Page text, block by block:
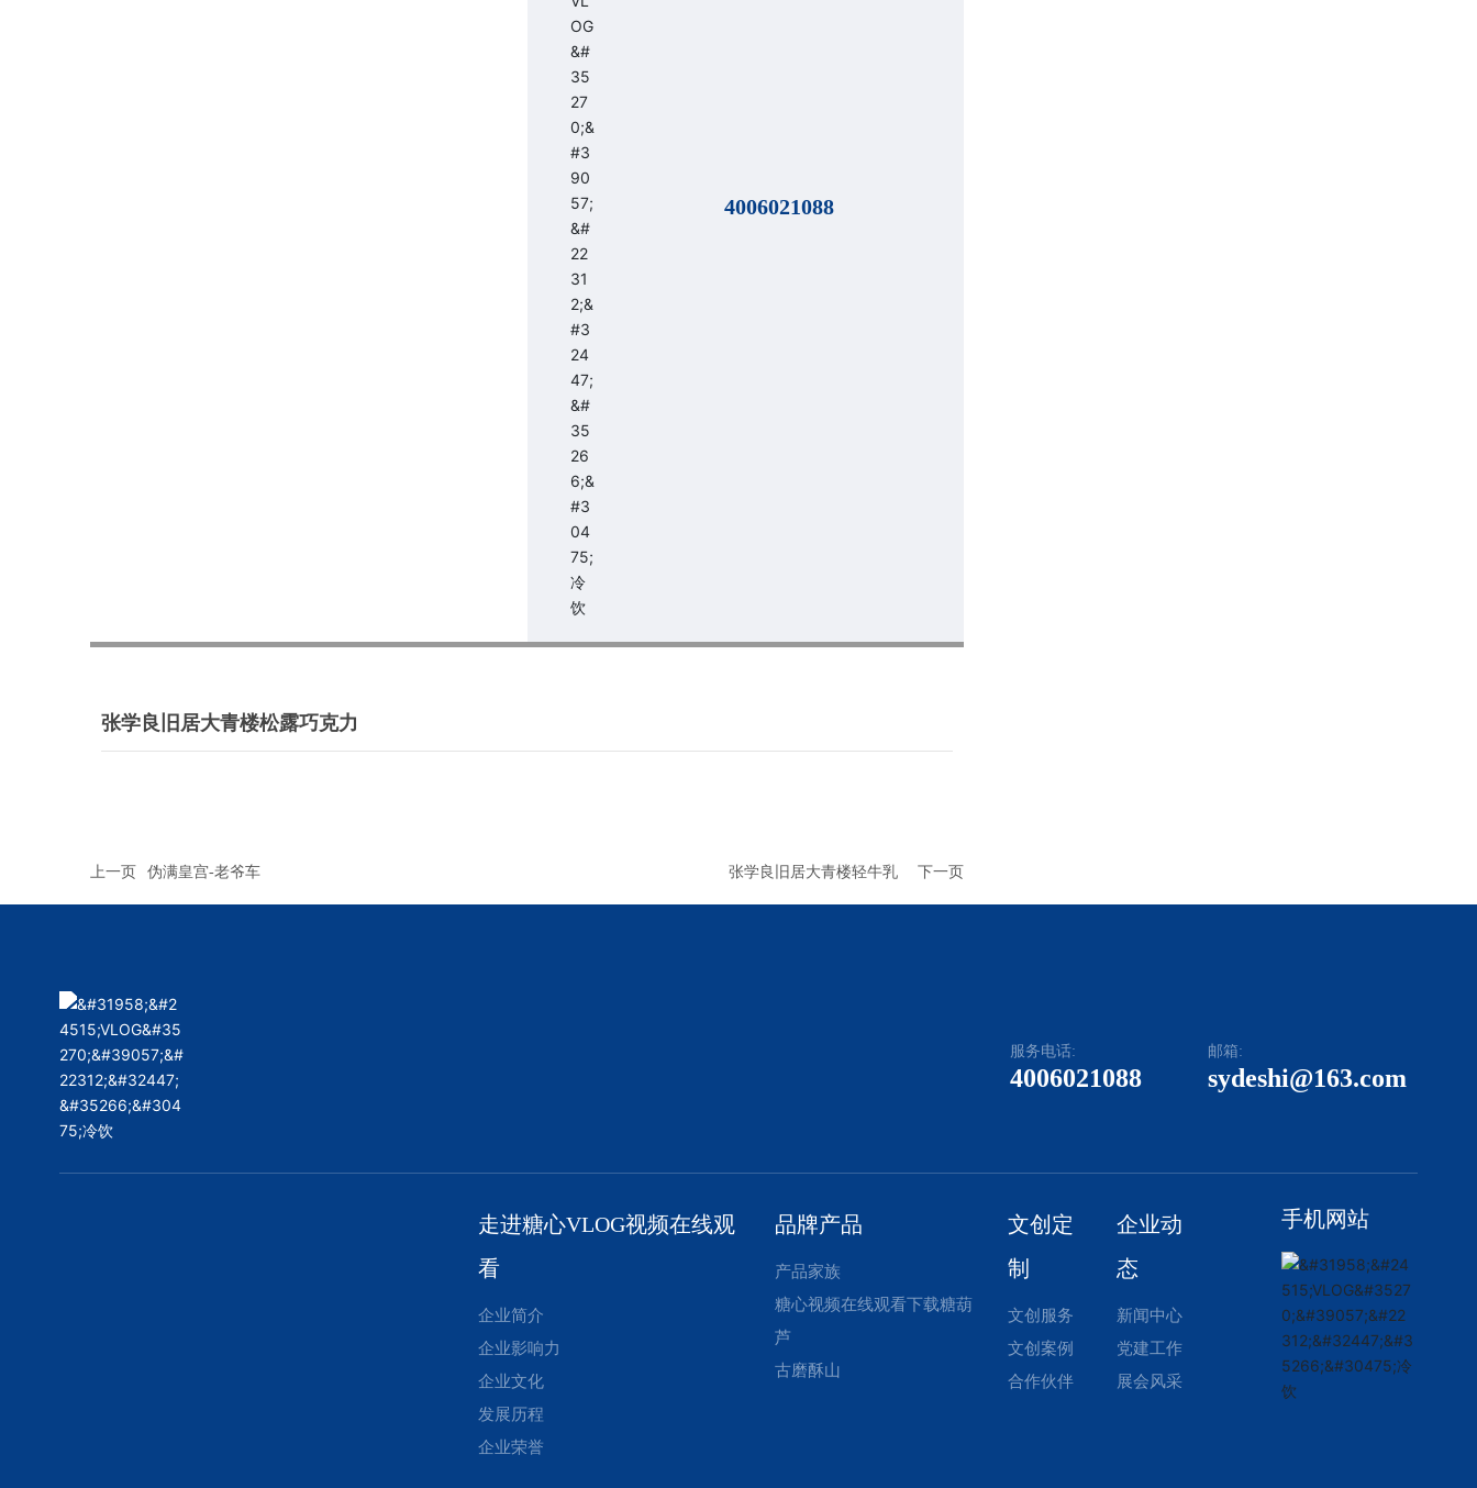
4006021088
张学良旧居大青楼松露巧克力
上一页 伪满皇宫-老爷车 张学良旧居大青楼轻牛乳 下一页
服务电话:
4006021088
邮箱:
sydeshi@163.com
走进糖心VLOG视频在线观
看
企业简介
企业影响力
企业文化
发展历程
企业荣誉
品牌产品
产品家族
糖心视频在线观看下载糖葫
芦
古磨酥山
文创定
制
文创服务
文创案例
合作伙伴
企业动
态
新闻中心
党建工作
展会风采
手机网站